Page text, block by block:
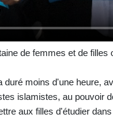
de femmes et de
duré moins d'une heure,
islamistes, au pouvoir
aux filles d'étudier